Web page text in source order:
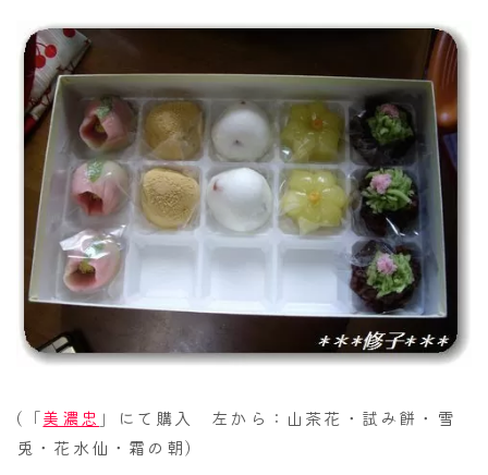
(「美濃忠 」にて購入 左から：山茶花・試み餅・雪
兎・花水仙・霜の朝)